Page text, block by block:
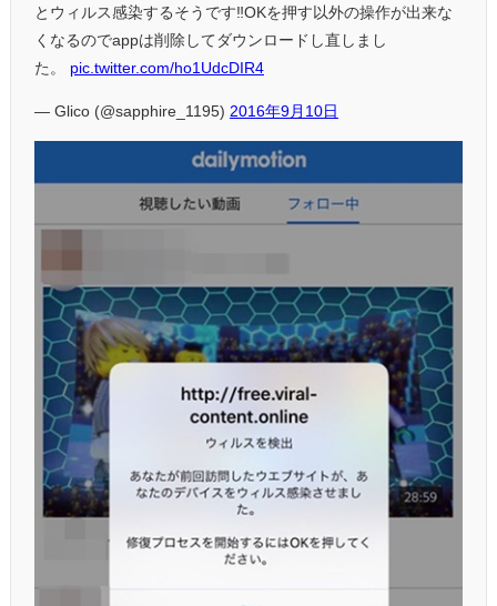
とウィルス感染するそうです‼OKを押す以外の操作が出来な
くなるのでappは削除してダウンロードし直しまし
た。 pic.twitter.com/ho1UdcDIR4
— Glico (@sapphire_1195) 2016年9月10日